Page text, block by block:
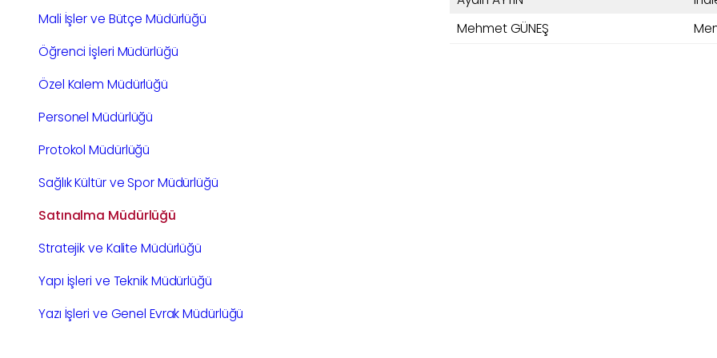
Mali İşler ve Bütçe Müdürlüğü
Öğrenci İşleri Müdürlüğü
Özel Kalem Müdürlüğü
Personel Müdürlüğü
Protokol Müdürlüğü
Sağlık Kültür ve Spor Müdürlüğü
Satınalma Müdürlüğü
Stratejik ve Kalite Müdürlüğü
Yapı İşleri ve Teknik Müdürlüğü
Yazı İşleri ve Genel Evrak Müdürlüğü
Mehmet GÜNEŞ